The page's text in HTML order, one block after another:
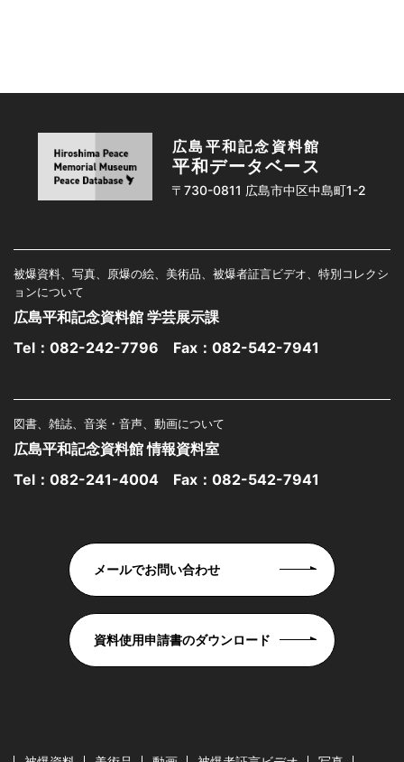
広島平和記念資料館
平和データベース
〒730-0811 広島市中区中島町1-2
被爆資料、写真、原爆の絵、美術品、被爆者証言ビデオ、特別コレクシ
ョンについて
広島平和記念資料館 学芸展示課
Tel： 082-242-7796 Fax：082-542-7941
図書、雑誌、音楽・音声、動画について
広島平和記念資料館 情報資料室
Tel： 082-241-4004 Fax：082-542-7941
メールでお問い合わせ
資料使用申請書のダウンロード